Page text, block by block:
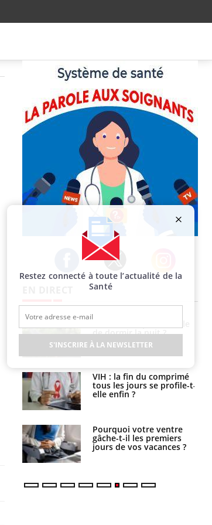
Facebook Twitter Instagram
de dormir la nuit ?
VIH : la fin du comprimé
tous les jours se profile-t-
elle enfin ?
Pourquoi votre ventre
gâche-t-il les premiers
jours de vos vacances ?
Restez connecté à toute l’actualité de la
Santé
S'INSCRIRE À LA NEWSLETTER